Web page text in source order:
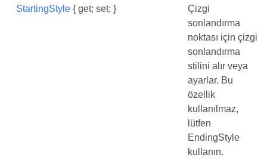
StartingStyle { get; set; }
Çizgi
sonlandırma
noktası için çizgi
sonlandırma
stilini alır veya
ayarlar. Bu
özellik
kullanılmaz,
lütfen
EndingStyle
kullanın.